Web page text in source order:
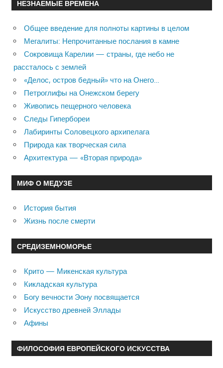
НЕЗНАЕМЫЕ ВРЕМЕНА
Общее введение для полноты картины в целом
Мегалиты: Непрочитанные послания в камне
Сокровища Карелии — страны, где небо не
рассталось с землей
«Делос, остров бедный» что на Онего…
Петроглифы на Онежском берегу
Живопись пещерного человека
Следы Гипербореи
Лабиринты Соловецкого архипелага
Природа как творческая сила
Архитектура — «Вторая природа»
МИФ О МЕДУЗЕ
История бытия
Жизнь после смерти
СРЕДИЗЕМНОМОРЬЕ
Крито — Микенская культура
Кикладская культура
Богу вечности Эону посвящается
Искусство древней Эллады
Афины
ФИЛОСОФИЯ ЕВРОПЕЙСКОГО ИСКУССТВА